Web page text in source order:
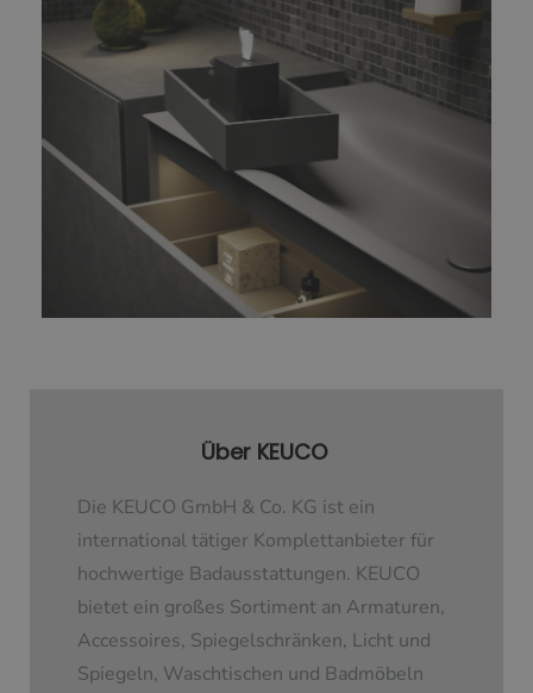
Über KEUCO
Die KEUCO GmbH & Co. KG ist ein
international tätiger Komplettanbieter für
hochwertige Badausstattungen. KEUCO
bietet ein großes Sortiment an Armaturen,
Accessoires, Spiegelschränken, Licht und
Spiegeln, Waschtischen und Badmöbeln